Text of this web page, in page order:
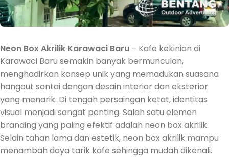
Neon Box Akrilik Karawaci Baru – Kafe kekinian di
Karawaci Baru semakin banyak bermunculan,
menghadirkan konsep unik yang memadukan suasana
hangout santai dengan desain interior dan eksterior
yang menarik. Di tengah persaingan ketat, identitas
visual menjadi sangat penting. Salah satu elemen
branding yang paling efektif adalah neon box akrilik.
Selain tahan lama dan estetik, neon box akrilik mampu
menambah daya tarik kafe sehingga mudah dikenali.